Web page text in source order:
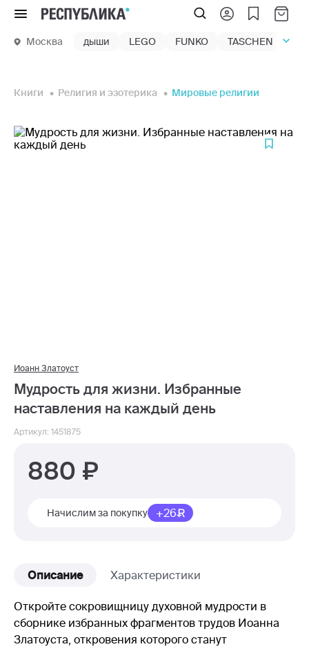
Меню
Москва дыши LEGO FUNKO TASCHEN
Книги Религия и эзотерика Мировые религии
Иоанн Златоуст
Мудрость для жизни. Избранные
наставления на каждый день
Артикул: 1451875
880
Начислим за покупку +26
Описание Характеристики
Откройте сокровищницу духовной мудрости в
сборнике избранных фрагментов трудов Иоанна
Златоуста, откровения которого станут